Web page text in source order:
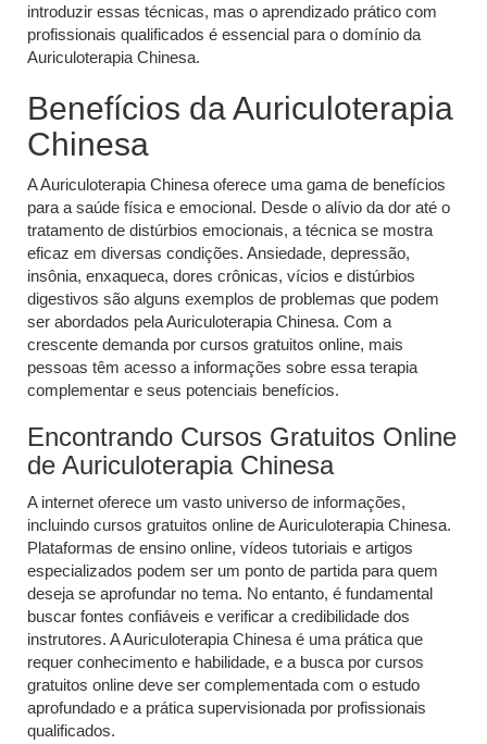
introduzir essas técnicas, mas o aprendizado prático com
profissionais qualificados é essencial para o domínio da
Auriculoterapia Chinesa.
Benefícios da Auriculoterapia
Chinesa
A Auriculoterapia Chinesa oferece uma gama de benefícios
para a saúde física e emocional. Desde o alívio da dor até o
tratamento de distúrbios emocionais, a técnica se mostra
eficaz em diversas condições. Ansiedade, depressão,
insônia, enxaqueca, dores crônicas, vícios e distúrbios
digestivos são alguns exemplos de problemas que podem
ser abordados pela Auriculoterapia Chinesa. Com a
crescente demanda por cursos gratuitos online, mais
pessoas têm acesso a informações sobre essa terapia
complementar e seus potenciais benefícios.
Encontrando Cursos Gratuitos Online
de Auriculoterapia Chinesa
A internet oferece um vasto universo de informações,
incluindo cursos gratuitos online de Auriculoterapia Chinesa.
Plataformas de ensino online, vídeos tutoriais e artigos
especializados podem ser um ponto de partida para quem
deseja se aprofundar no tema. No entanto, é fundamental
buscar fontes confiáveis e verificar a credibilidade dos
instrutores. A Auriculoterapia Chinesa é uma prática que
requer conhecimento e habilidade, e a busca por cursos
gratuitos online deve ser complementada com o estudo
aprofundado e a prática supervisionada por profissionais
qualificados.